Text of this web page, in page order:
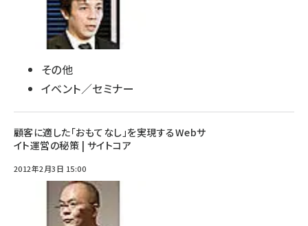
その他
イベント／セミナー
顧客に適した「おもてなし」を実現するWebサ
イト運営の秘策 | サイトコア
2012年2月3日 15:00